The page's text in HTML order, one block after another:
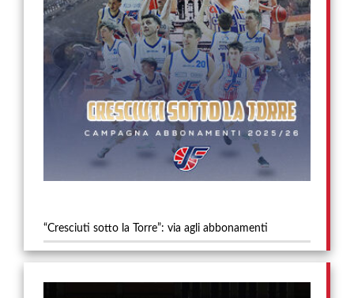
“Cresciuti sotto la Torre”: via agli abbonamenti